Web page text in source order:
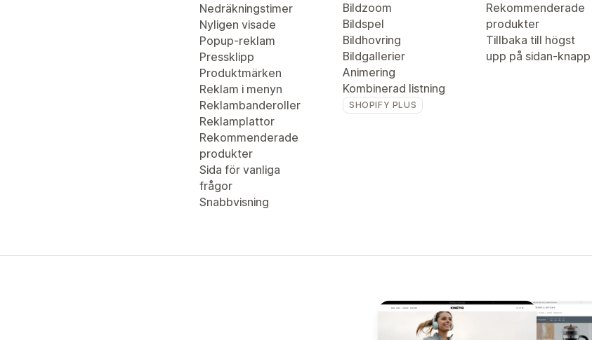
Nedräkningstimer
Nyligen visade
Popup-reklam
Pressklipp
Produktmärken
Reklam i menyn
Reklambanderoller
Reklamplattor
Rekommenderade
produkter
Sida för vanliga
frågor
Snabbvisning
Bildzoom
Bildspel
Bildhovring
Bildgallerier
Animering
Kombinerad listning
SHOPIFY PLUS
Rekommenderade
produkter
Tillbaka till högst
upp på sidan-knapp